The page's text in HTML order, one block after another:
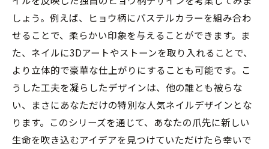
しょう。例えば、ヒョウ柄にパステルカラーを組み合わ
せることで、柔らかい印象を与えることができます。ま
た、ネイルに3Dアートやストーンを取り入れることで、
より立体的で豪華な仕上がりにすることも可能です。こ
うした工夫を凝らしたデザインは、他の誰とも被らな
い、まさにあなただけの特別な人気ネイルデザインとな
ります。このシリーズを通じて、あなたの爪先に新しい
生命を吹き込むアイデアを見つけていただけたら幸いで